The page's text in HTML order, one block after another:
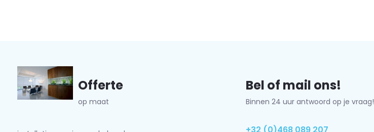
Offerte
op maat
Bel of mail ons!
Binnen 24 uur antwoord op je vraag!